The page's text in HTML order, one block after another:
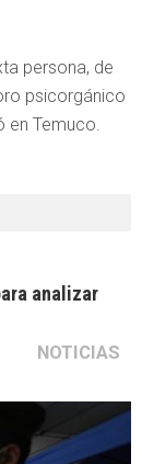
persona, de
psicorgánico
en Temuco.
analizar
NOTICIAS